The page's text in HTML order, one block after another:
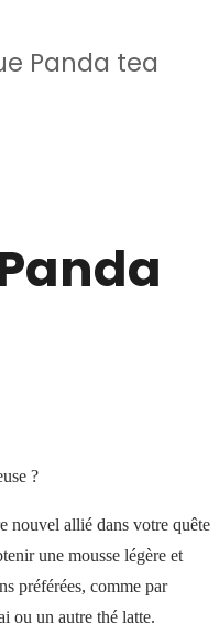
Panda tea
?
nouvel allié dans votre quête
une mousse légère et
préférées, comme par
ou un autre thé latte.